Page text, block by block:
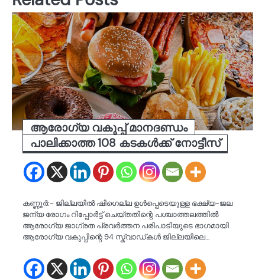
ആരോഗ്യ വകുപ്പ് മാനദണ്ഡം
പാലിക്കാത്ത 108 കടകൾക്ക് നോട്ടീസ്
കണ്ണൂർ:- ജില്ലയിൽ ഷിഗെല്ല ഉൾപ്പെടെയുള്ള ഭക്ഷ്യ-ജല
ജന്യ രോഗം റിപ്പോർട്ട്‌ ചെയ്തതിന്റെ പശ്ചാത്തലത്തിൽ
ആരോഗ്യ ജാഗ്രത പ്രവർത്തന പരിപാടിയുടെ ഭാഗമായി
ആരോഗ്യ വകുപ്പിന്റെ 94 സ്ക്വാഡ്കൾ ജില്ലയിലെ…